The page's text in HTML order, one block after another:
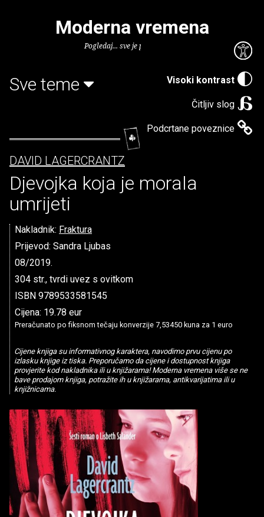
Visoki kontrast
Čitljiv slog
Podcrtane poveznice
Moderna vremena
Pogledaj... sve je puno knjiga.
Sve teme
DAVID LAGERCRANTZ
Djevojka koja je morala
umrijeti
Nakladnik: Fraktura
Prijevod: Sandra Ljubas
08/2019.
304 str., tvrdi uvez s ovitkom
ISBN 9789533581545
Cijena: 19.78 eur
Preračunato po fiksnom tečaju konverzije 7,53450 kuna za 1 euro
Cijene knjiga su informativnog karaktera, navodimo prvu cijenu po
izlasku knjige iz tiska. Preporučamo da cijene i dostupnost knjiga
provjerite kod nakladnika ili u knjižarama! Moderna vremena više se ne
bave prodajom knjiga, potražite ih u knjižarama, antikvarijatima ili u
knjižnicama.